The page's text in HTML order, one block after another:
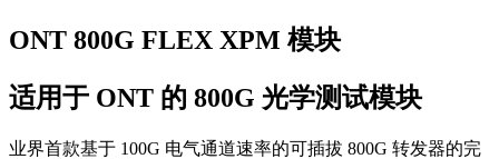
ONT 800G FLEX XPM 模块
适用于 ONT 的 800G 光学测试模块
业界首款基于 100G 电气通道速率的可插拔 800G 转发器的完